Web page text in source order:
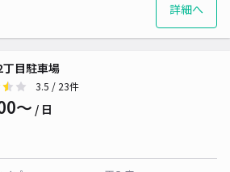
詳細へ
目駐車場
3.5 / 23件
〜 / 日